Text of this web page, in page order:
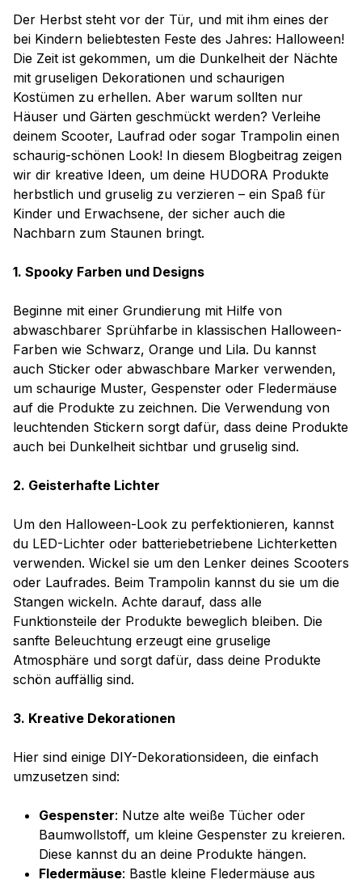
Der Herbst steht vor der Tür, und mit ihm eines der
bei Kindern beliebtesten Feste des Jahres: Halloween!
Die Zeit ist gekommen, um die Dunkelheit der Nächte
mit gruseligen Dekorationen und schaurigen
Kostümen zu erhellen. Aber warum sollten nur
Häuser und Gärten geschmückt werden? Verleihe
deinem Scooter, Laufrad oder sogar Trampolin einen
schaurig-schönen Look! In diesem Blogbeitrag zeigen
wir dir kreative Ideen, um deine HUDORA Produkte
herbstlich und gruselig zu verzieren – ein Spaß für
Kinder und Erwachsene, der sicher auch die
Nachbarn zum Staunen bringt.
1. Spooky Farben und Designs
Beginne mit einer Grundierung mit Hilfe von
abwaschbarer Sprühfarbe in klassischen Halloween-
Farben wie Schwarz, Orange und Lila. Du kannst
auch Sticker oder abwaschbare Marker verwenden,
um schaurige Muster, Gespenster oder Fledermäuse
auf die Produkte zu zeichnen. Die Verwendung von
leuchtenden Stickern sorgt dafür, dass deine Produkte
auch bei Dunkelheit sichtbar und gruselig sind.
2. Geisterhafte Lichter
Um den Halloween-Look zu perfektionieren, kannst
du LED-Lichter oder batteriebetriebene Lichterketten
verwenden. Wickel sie um den Lenker deines Scooters
oder Laufrades. Beim Trampolin kannst du sie um die
Stangen wickeln. Achte darauf, dass alle
Funktionsteile der Produkte beweglich bleiben. Die
sanfte Beleuchtung erzeugt eine gruselige
Atmosphäre und sorgt dafür, dass deine Produkte
schön auffällig sind.
3. Kreative Dekorationen
Hier sind einige DIY-Dekorationsideen, die einfach
umzusetzen sind:
Gespenster: Nutze alte weiße Tücher oder
Baumwollstoff, um kleine Gespenster zu kreieren.
Diese kannst du an deine Produkte hängen.
Fledermäuse: Bastle kleine Fledermäuse aus